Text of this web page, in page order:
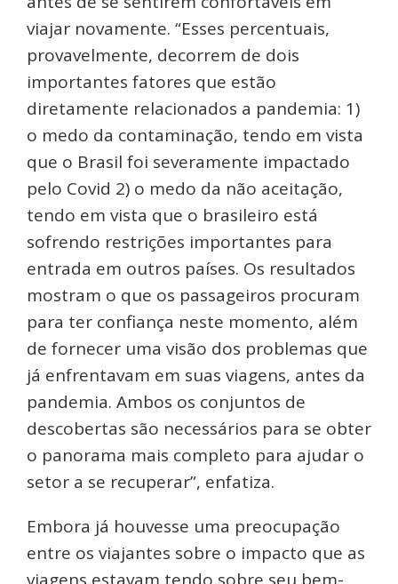
viajar novamente. “Esses percentuais,
provavelmente, decorrem de dois
importantes fatores que estão
diretamente relacionados a pandemia: 1)
o medo da contaminação, tendo em vista
que o Brasil foi severamente impactado
pelo Covid 2) o medo da não aceitação,
tendo em vista que o brasileiro está
sofrendo restrições importantes para
entrada em outros países. Os resultados
mostram o que os passageiros procuram
para ter confiança neste momento, além
de fornecer uma visão dos problemas que
já enfrentavam em suas viagens, antes da
pandemia. Ambos os conjuntos de
descobertas são necessários para se obter
o panorama mais completo para ajudar o
setor a se recuperar”, enfatiza.
Embora já houvesse uma preocupação
entre os viajantes sobre o impacto que as